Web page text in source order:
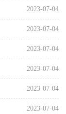
2023-07-04
2023-07-04
2023-07-04
2023-07-04
2023-07-04
2023-07-04